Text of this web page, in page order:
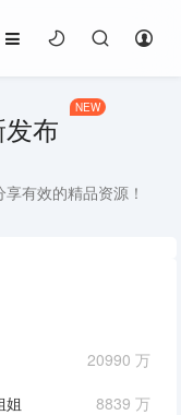
布
NEW
有效的精品资源！
20990 万
姐
8839 万